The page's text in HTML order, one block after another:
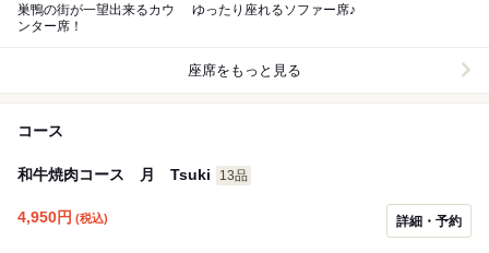
巣鴨の街が一望出来るカウ
ンター席！
ゆったり座れるソファー席♪
座席をもっと見る
コース
和牛焼肉コース 月 Tsuki 13品
4,950円 (税込) 詳細・予約